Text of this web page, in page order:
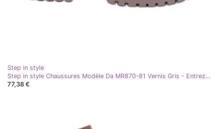
Step in style
Step in style Chaussures Modèle Da MR870-81 Vernis Gris - Entrez avec style
77,38 €